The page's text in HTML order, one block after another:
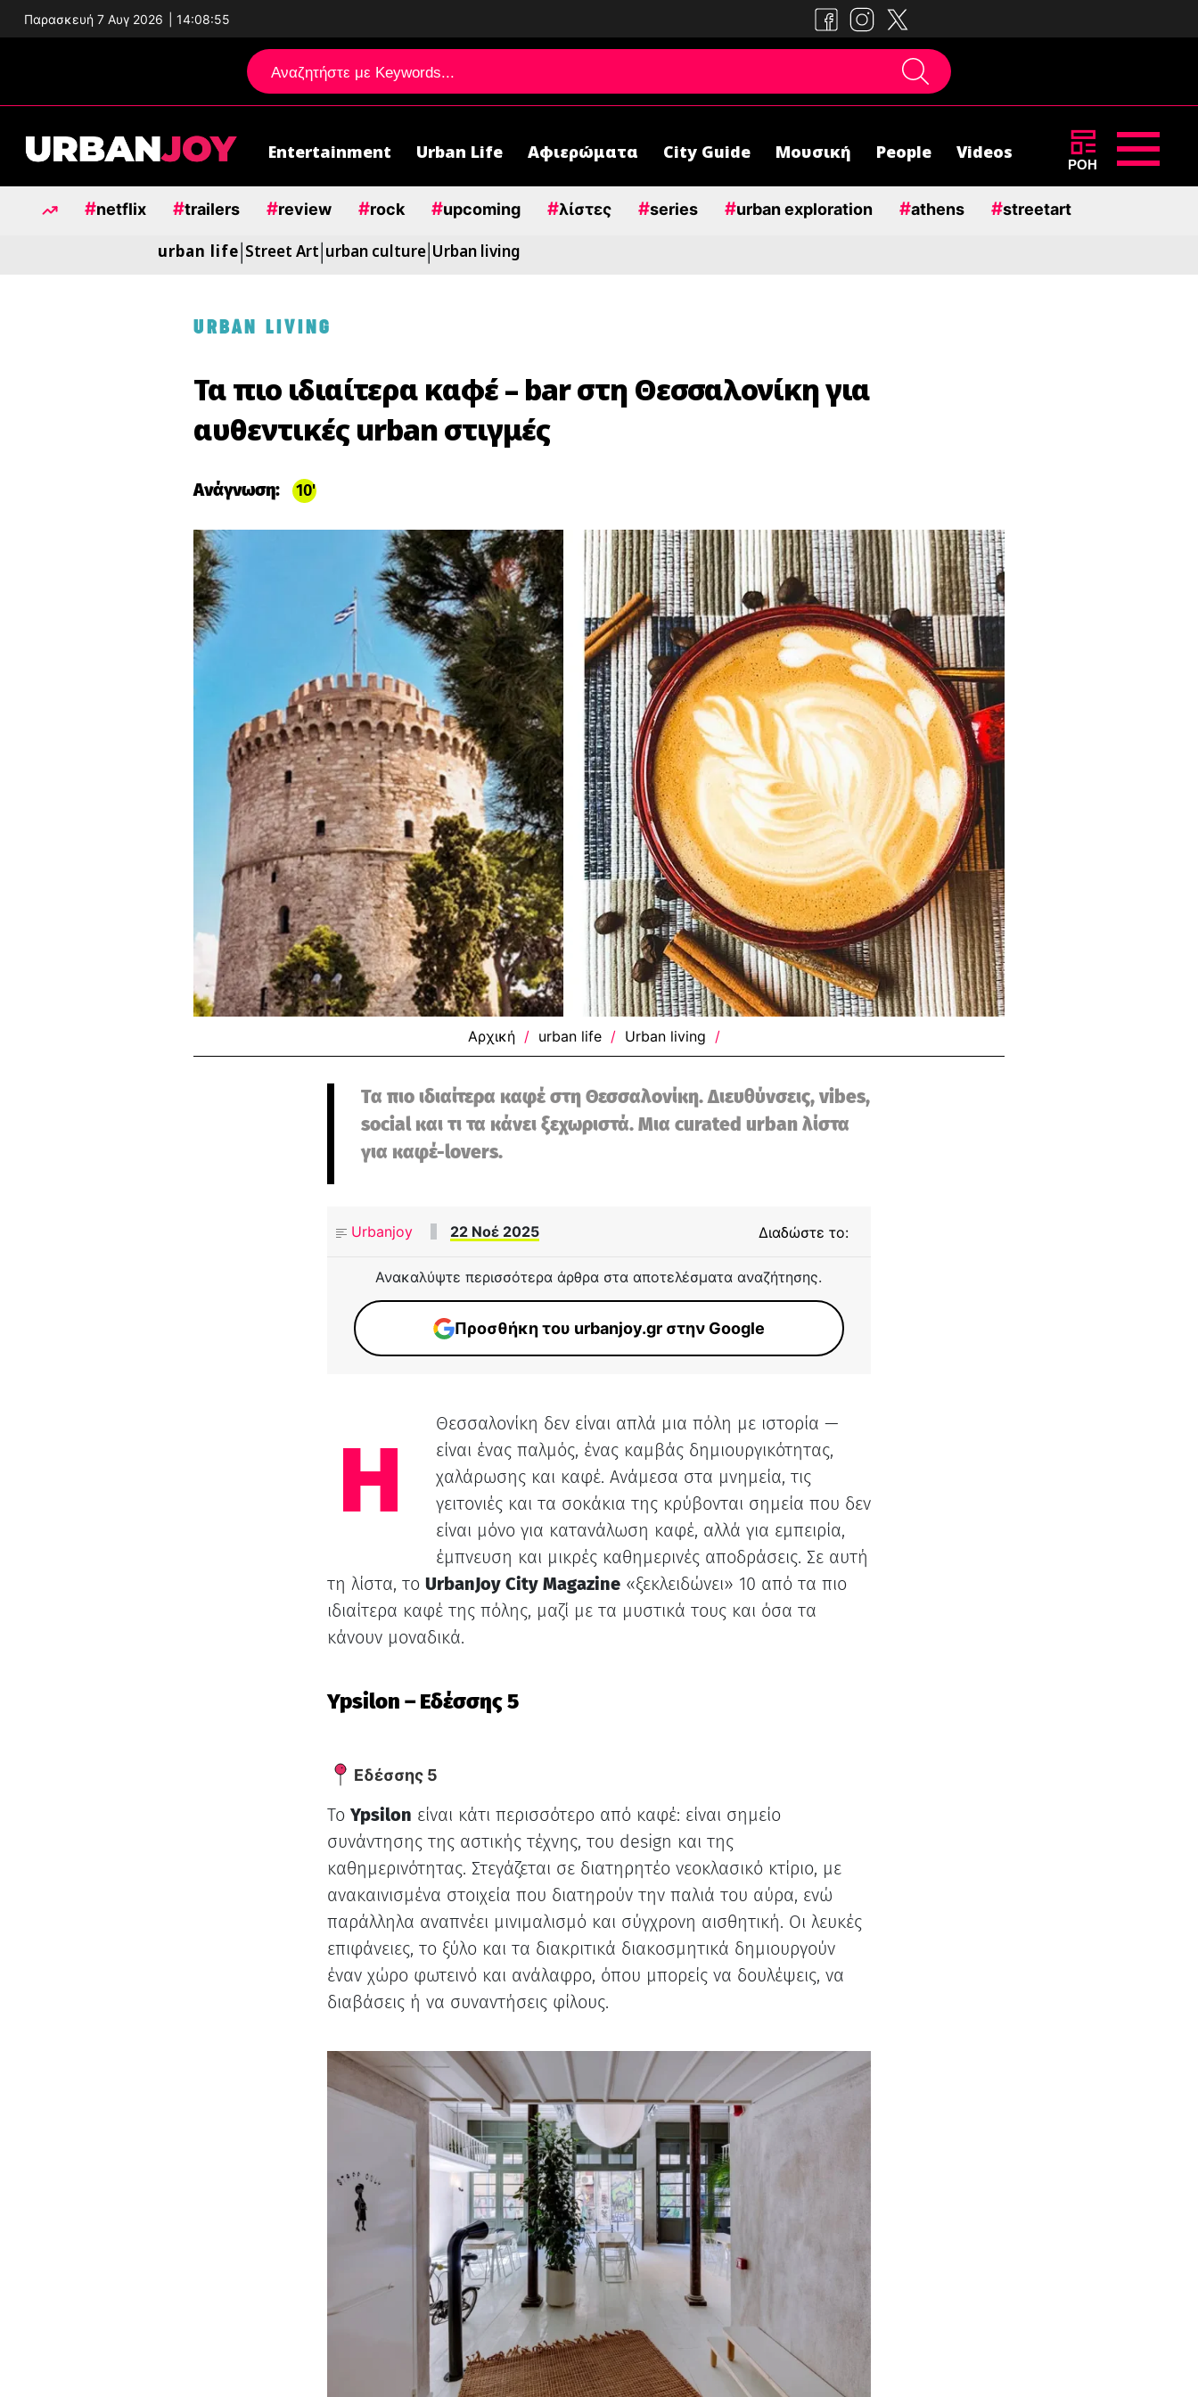
Παρασκευή 7 Αυγ 2026 14:08:56
Μεταπηδήστε
στο
περιεχόμενο
Entertainment Urban Life Αφιερώματα City Guide Μουσική People Videos
ΡΟΗ
#netflix #trailers #review #rock #upcoming #λίστες #series #urban exploration #athens #streetart
urban life Street Art urban culture Urban living
URBAN LIVING
Τα πιο ιδιαίτερα καφέ – bar στη Θεσσαλονίκη για
αυθεντικές urban στιγμές
Ανάγνωση: 10
Αρχική / urban life / Urban living /
Τα πιο ιδιαίτερα καφέ στη Θεσσαλονίκη. Διευθύνσεις, vibes,
social και τι τα κάνει ξεχωριστά. Μια curated urban λίστα
για καφέ-lovers.
Urbanjoy 22 Νοέ 2025 Διαδώστε το:
Ανακαλύψτε περισσότερα άρθρα στα αποτελέσματα αναζήτησης.
Προσθήκη του urbanjoy.gr στην Google
Η
Θεσσαλονίκη δεν είναι απλά μια πόλη με ιστορία —
είναι ένας παλμός, ένας καμβάς δημιουργικότητας,
χαλάρωσης και καφέ. Ανάμεσα στα μνημεία, τις
γειτονιές και τα σοκάκια της κρύβονται σημεία που δεν
είναι μόνο για κατανάλωση καφέ, αλλά για εμπειρία,
έμπνευση και μικρές καθημερινές αποδράσεις. Σε αυτή
τη λίστα, το UrbanJoy City Magazine«ξεκλειδώνει» 10 από τα πιο
ιδιαίτερα καφέ της πόλης, μαζί με τα μυστικά τους και όσα τα
κάνουν μοναδικά.
Ypsilon – Εδέσσης 5
Εδέσσης 5
Το Ypsilon είναι κάτι περισσότερο από καφέ: είναι σημείο
συνάντησης της αστικής τέχνης, του design και της
καθημερινότητας. Στεγάζεται σε διατηρητέο νεοκλασικό κτίριο, με
ανακαινισμένα στοιχεία που διατηρούν την παλιά του αύρα, ενώ
παράλληλα αναπνέει μινιμαλισμό και σύγχρονη αισθητική. Οι λευκές
επιφάνειες, το ξύλο και τα διακριτικά διακοσμητικά δημιουργούν
έναν χώρο φωτεινό και ανάλαφρο, όπου μπορείς να δουλέψεις, να
διαβάσεις ή να συναντήσεις φίλους.